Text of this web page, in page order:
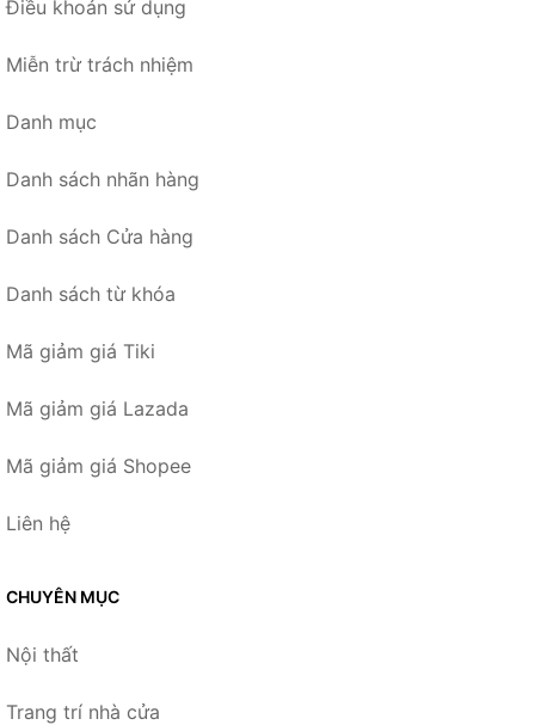
Điều khoản sử dụng
Miễn trừ trách nhiệm
Danh mục
Danh sách nhãn hàng
Danh sách Cửa hàng
Danh sách từ khóa
Mã giảm giá Tiki
Mã giảm giá Lazada
Mã giảm giá Shopee
Liên hệ
CHUYÊN MỤC
Nội thất
Trang trí nhà cửa